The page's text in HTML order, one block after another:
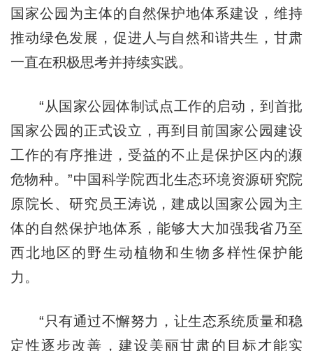
国家公园为主体的自然保护地体系建设，维持
推动绿色发展，促进人与自然和谐共生，甘肃
一直在积极思考并持续实践。
“从国家公园体制试点工作的启动，到首批
国家公园的正式设立，再到目前国家公园建设
工作的有序推进，受益的不止是保护区内的濒
危物种。”中国科学院西北生态环境资源研究院
原院长、研究员王涛说，建成以国家公园为主
体的自然保护地体系，能够大大加强我省乃至
西北地区的野生动植物和生物多样性保护能
力。
“只有通过不懈努力，让生态系统质量和稳
定性逐步改善，建设美丽甘肃的目标才能实